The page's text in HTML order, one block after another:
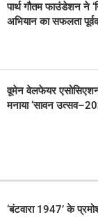
पार्थ गौतम फाउंडेशन ने
अभियान का सफलता
वूमेन वेलफेयर
मनाया ‘सावन
‘बंटवारा 1947’ के